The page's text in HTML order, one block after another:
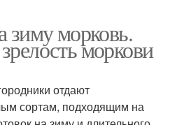
зиму морковь.
моркови
отдают
сортам, подходящим на